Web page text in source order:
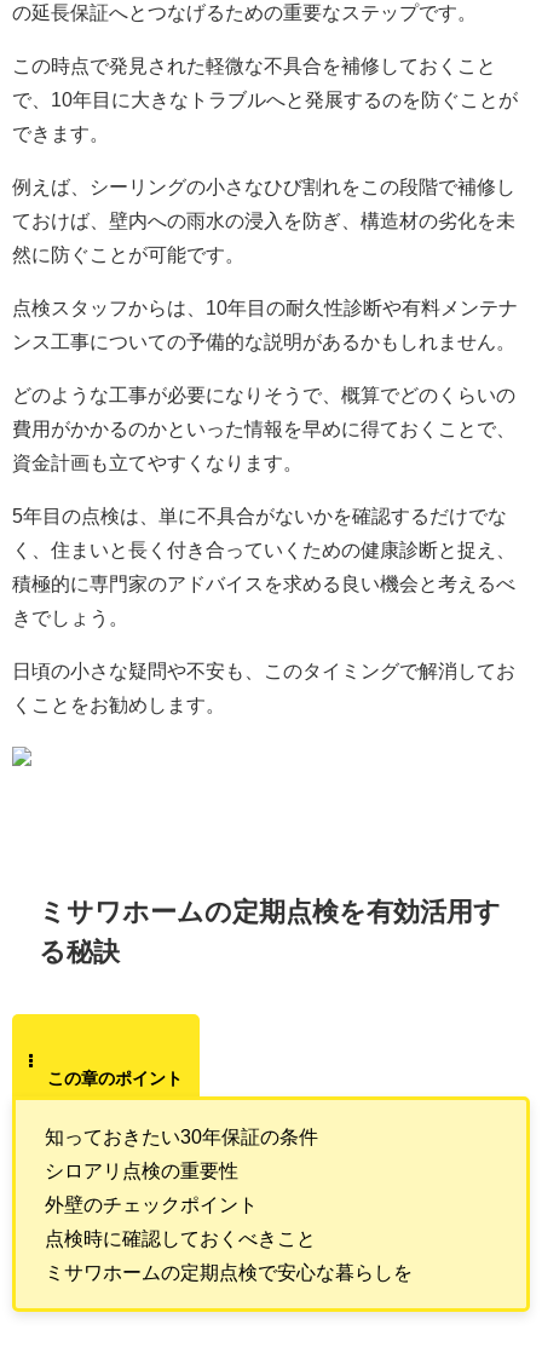
の延長保証へとつなげるための重要なステップです。
この時点で発見された軽微な不具合を補修しておくこと
で、10年目に大きなトラブルへと発展するのを防ぐことが
できます。
例えば、シーリングの小さなひび割れをこの段階で補修し
ておけば、壁内への雨水の浸入を防ぎ、構造材の劣化を未
然に防ぐことが可能です。
点検スタッフからは、10年目の耐久性診断や有料メンテナ
ンス工事についての予備的な説明があるかもしれません。
どのような工事が必要になりそうで、概算でどのくらいの
費用がかかるのかといった情報を早めに得ておくことで、
資金計画も立てやすくなります。
5年目の点検は、単に不具合がないかを確認するだけでな
く、住まいと長く付き合っていくための健康診断と捉え、
積極的に専門家のアドバイスを求める良い機会と考えるべ
きでしょう。
日頃の小さな疑問や不安も、このタイミングで解消してお
くことをお勧めします。
ミサワホームの定期点検を有効活用す
る秘訣
この章のポイント
知っておきたい30年保証の条件
シロアリ点検の重要性
外壁のチェックポイント
点検時に確認しておくべきこと
ミサワホームの定期点検で安心な暮らしを